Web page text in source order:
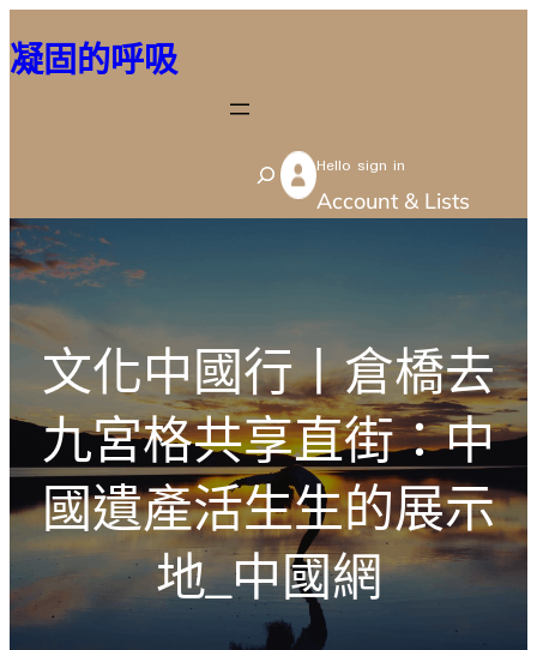
至
容
凝固的呼吸
S
e
h
Hello sign in
Account & Lists
文化中國行丨倉橋去
九宮格共享直街：中
國遺產活生生的展示
地_中國網